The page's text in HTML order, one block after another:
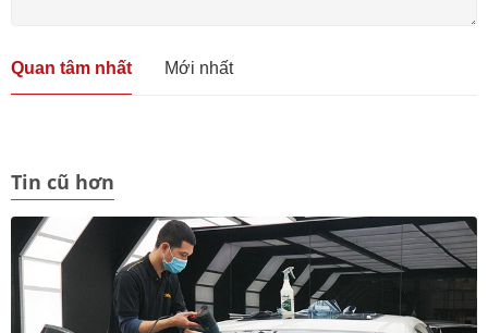
Quan tâm nhất Mới nhất
Tin cũ hơn